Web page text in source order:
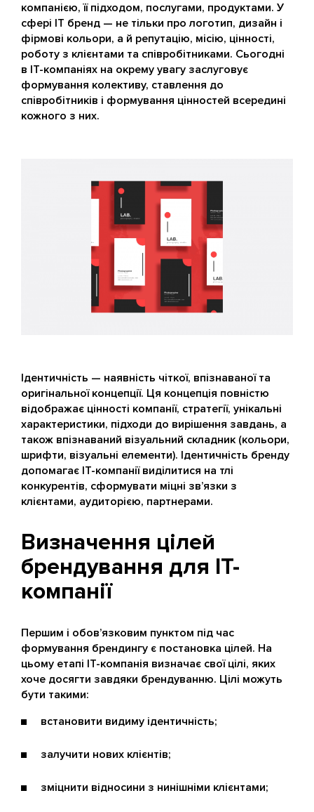
компанією, її підходом, послугами, продуктами. У
сфері IT бренд — не тільки про логотип, дизайн і
фірмові кольори, а й репутацію, місію, цінності,
роботу з клієнтами та співробітниками. Сьогодні
в IT-компаніях на окрему увагу заслуговує
формування колективу, ставлення до
співробітників і формування цінностей всередині
кожного з них.
Ідентичність — наявність чіткої, впізнаваної та
оригінальної концепції. Ця концепція повністю
відображає цінності компанії, стратегії, унікальні
характеристики, підходи до вирішення завдань, а
також впізнаваний візуальний складник (кольори,
шрифти, візуальні елементи). Ідентичність бренду
допомагає IT-компанії виділитися на тлі
конкурентів, сформувати міцні зв’язки з
клієнтами, аудиторією, партнерами.
Визначення цілей
брендування для IT-
компанії
Першим і обов’язковим пунктом під час
формування брендингу є постановка цілей. На
цьому етапі IT-компанія визначає свої цілі, яких
хоче досягти завдяки брендуванню. Цілі можуть
бути такими:
встановити видиму ідентичність;
залучити нових клієнтів;
зміцнити відносини з нинішніми клієнтами;